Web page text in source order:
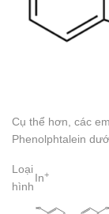
Cụ thể hơn, các
Phenolphtalein
Loại
hình
In+